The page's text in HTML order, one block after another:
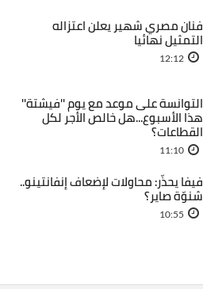
فنان مصري شهير يعلن اعتزاله
التمثيل نهائيا
12:12
التوانسة على موعد مع يوم ''فيشتة''
هذا الأسبوع...هل خالص الأجر لكل
القطاعات؟
11:10
فيفا يحذّر: محاولات لإضعاف إنفانتينو..
شنوّة صاير؟
10:55